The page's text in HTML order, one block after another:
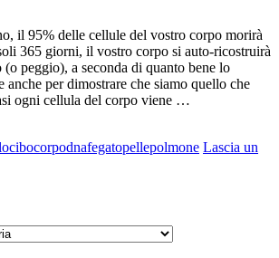
il 95% delle cellule del vostro corpo morirà
365 giorni, il vostro corpo si auto-ricostruirà
peggio), a seconda di quanto bene lo
anche per dimostrare che siamo quello che
ogni cellula del corpo viene …
cibocorpodnafegatopellepolmone Lascia un